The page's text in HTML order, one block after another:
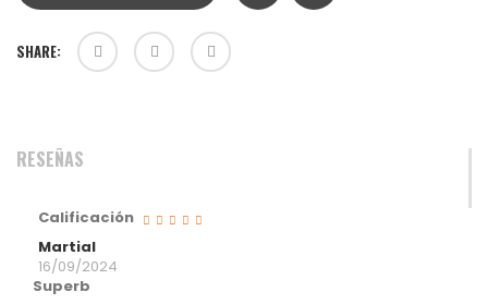
SHARE:
RESEÑAS
Calificación
Martial
16/09/2024
Superb